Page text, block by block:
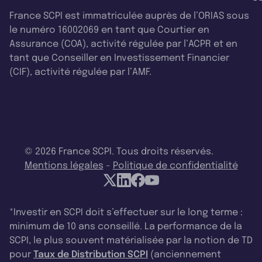
France SCPI est immatriculée auprès de l’ORIAS sous
le numéro 16002069 en tant que Courtier en
Assurance (COA), activité régulée par l’ACPR et en
tant que Conseiller en Investissement Financier
(CIF), activité régulée par l’AMF.
© 2026 France SCPI. Tous droits réservés.
Mentions légales - Politique de confidentialité
*Investir en SCPI doit s’effectuer sur le long terme :
minimum de 10 ans conseillé. La performance de la
SCPI, le plus souvent matérialisée par la notion de TD
pour Taux de Distribution SCPI (anciennement